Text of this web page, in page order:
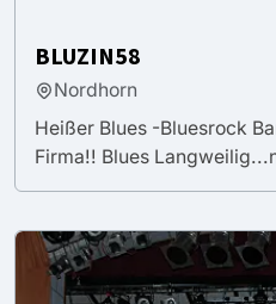
BLUZIN58
Nordhorn
Heißer Blues -Bluesrock
Firma!! Blues